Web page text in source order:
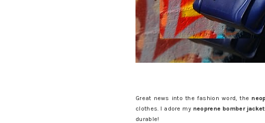
Great news into the fashion word, the
clothes. I adore my neoprene bomber jacket
durable!